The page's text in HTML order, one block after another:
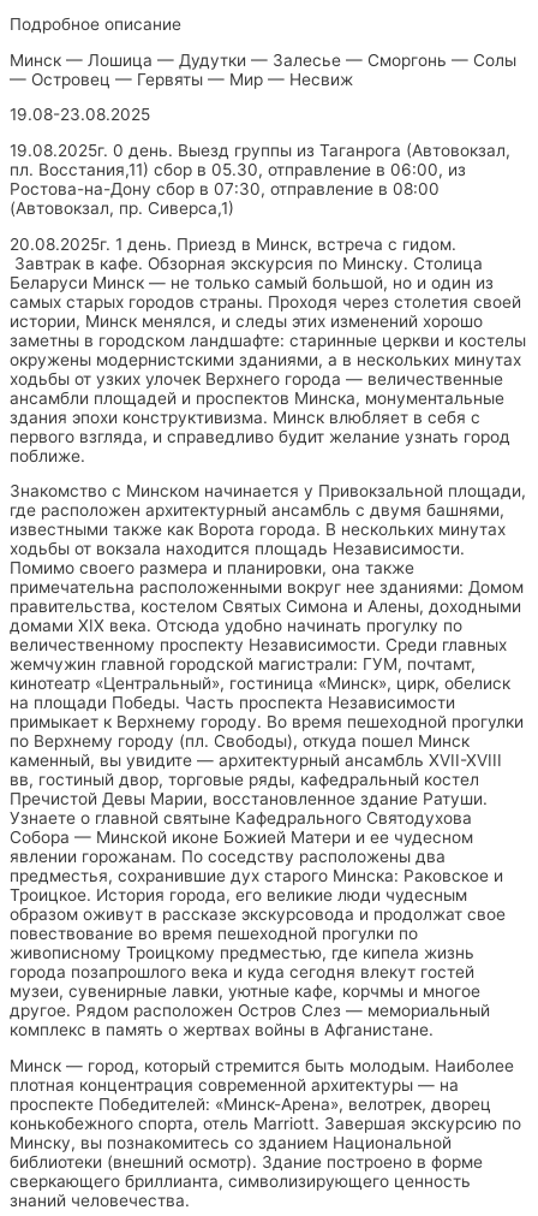
Подробное описание
Минск — Лошица — Дудутки — Залесье — Сморгонь — Солы
— Островец — Гервяты — Мир — Несвиж
19.08-23.08.2025
19.08.2025г. 0 день. Выезд группы из Таганрога (Автовокзал,
пл. Восстания,11) сбор в 05.30, отправление в 06:00, из
Ростова-на-Дону сбор в 07:30, отправление в 08:00
(Автовокзал, пр. Сиверса,1)
20.08.2025г. 1 день. Приезд в Минск, встреча с гидом.
Завтрак в кафе. Обзорная экскурсия по Минску. Столица
Беларуси Минск — не только самый большой, но и один из
самых старых городов страны. Проходя через столетия своей
истории, Минск менялся, и следы этих изменений хорошо
заметны в городском ландшафте: старинные церкви и костелы
окружены модернистскими зданиями, а в нескольких минутах
ходьбы от узких улочек Верхнего города — величественные
ансамбли площадей и проспектов Минска, монументальные
здания эпохи конструктивизма. Минск влюбляет в себя с
первого взгляда, и справедливо будит желание узнать город
поближе.
Знакомство с Минском начинается у Привокзальной площади,
где расположен архитектурный ансамбль с двумя башнями,
известными также как Ворота города. В нескольких минутах
ходьбы от вокзала находится площадь Независимости.
Помимо своего размера и планировки, она также
примечательна расположенными вокруг нее зданиями: Домом
правительства, костелом Святых Симона и Алены, доходными
домами XIX века. Отсюда удобно начинать прогулку по
величественному проспекту Независимости. Среди главных
жемчужин главной городской магистрали: ГУМ, почтамт,
кинотеатр «Центральный», гостиница «Минск», цирк, обелиск
на площади Победы. Часть проспекта Независимости
примыкает к Верхнему городу. Во время пешеходной прогулки
по Верхнему городу (пл. Свободы), откуда пошел Минск
каменный, вы увидите — архитектурный ансамбль XVII-XVIII
вв, гостиный двор, торговые ряды, кафедральный костел
Пречистой Девы Марии, восстановленное здание Ратуши.
Узнаете о главной святыне Кафедрального Святодухова
Собора — Минской иконе Божией Матери и ее чудесном
явлении горожанам. По соседству расположены два
предместья, сохранившие дух старого Минска: Раковское и
Троицкое. История города, его великие люди чудесным
образом оживут в рассказе экскурсовода и продолжат свое
повествование во время пешеходной прогулки по
живописному Троицкому предместью, где кипела жизнь
города позапрошлого века и куда сегодня влекут гостей
музеи, сувенирные лавки, уютные кафе, корчмы и многое
другое. Рядом расположен Остров Слез — мемориальный
комплекс в память о жертвах войны в Афганистане.
Минск — город, который стремится быть молодым. Наиболее
плотная концентрация современной архитектуры — на
проспекте Победителей: «Минск-Арена», велотрек, дворец
конькобежного спорта, отель Marriott. Завершая экскурсию по
Минску, вы познакомитесь со зданием Национальной
библиотеки (внешний осмотр). Здание построено в форме
сверкающего бриллианта, символизирующего ценность
знаний человечества.